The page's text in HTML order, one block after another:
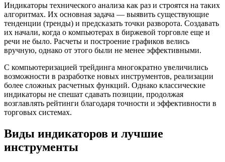
Индикаторы технического анализа как раз и строятся на таких
алгоритмах. Их основная задача — выявить существующие
тенденции (тренды) и предсказать точки разворота. Создавать
их начали, когда о компьютерах в биржевой торговле еще и
речи не было. Расчеты и построение графиков велись
вручную, однако от этого были не менее эффективными.
С компьютеризацией трейдинга многократно увеличились
возможности в разработке новых инструментов, реализации
более сложных расчетных функций. Однако классические
индикаторы не спешат сдавать позиции, продолжая
возглавлять рейтинги благодаря точности и эффективности в
торговых системах.
Виды индикаторов и лучшие
инструменты